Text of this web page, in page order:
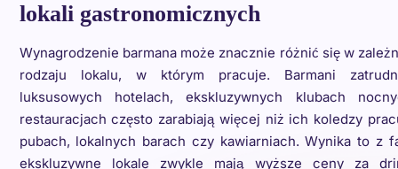
lokali gastronomicznych
Wynagrodzenie barmana może znacznie różnić się w
rodzaju lokalu, w którym pracuje. Barmani
luksusowych hotelach, ekskluzywnych klubach
restauracjach często zarabiają więcej niż ich koledzy
pubach, lokalnych barach czy kawiarniach. Wynika to z
ekskluzywne lokale zwykle mają wyższe ceny za